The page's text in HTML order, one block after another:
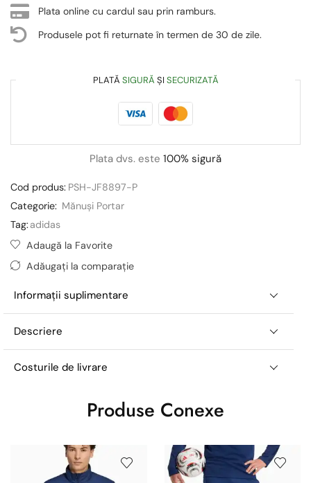
Plata online cu cardul sau prin ramburs.
Produsele pot fi returnate în termen de 30 de zile.
PLATĂ SIGURĂ ȘI SECURIZATĂ
Plata dvs. este 100% sigură
Cod produs: PSH-JF8897-P
Categorie: Mănuși Portar
Tag:adidas
Adaugă la Favorite
Adăugați la comparație
Informații suplimentare
Descriere
Costurile de livrare
Produse Conexe